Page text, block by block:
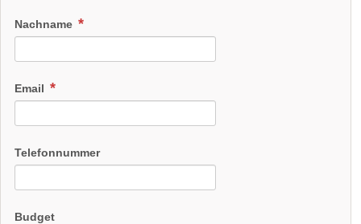
Nachname
Email
Telefonnummer
Budget